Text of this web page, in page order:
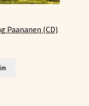
Paananen (CD)